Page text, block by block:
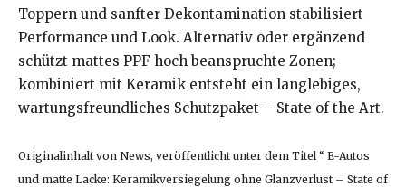
Toppern und sanfter Dekontamination stabilisiert
Performance und Look. Alternativ oder ergänzend
schützt mattes PPF hoch beanspruchte Zonen;
kombiniert mit Keramik entsteht ein langlebiges,
wartungsfreundliches Schutzpaket – State of the Art.
Originalinhalt von News, veröffentlicht unter dem Titel “ E-Autos
und matte Lacke: Keramikversiegelung ohne Glanzverlust – State of